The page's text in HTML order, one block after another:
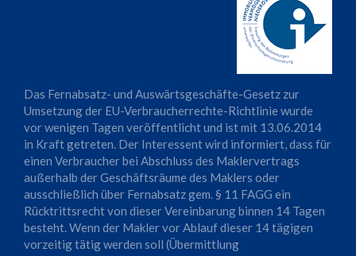
Das Fernabsatz- und Auswärtsgeschäfte-Gesetz zur
Umsetzung der EU-Verbraucherrechte-Richtlinie wurde
vor wenigen Tagen veröffentlicht und ist mit 13.06.2014
in Kraft getreten. Der Interessent wird informiert, dass für
einen Verbraucher bei Abschluss des Maklervertrags
außerhalb der Geschäftsräume des Maklers oder
ausschließlich über Fernabsatz gem. § 11 FAGG ein
Rücktrittsrecht von dieser Vereinbarung binnen 14 Tagen
besteht. Wenn der Makler vor Ablauf dieser 14 tägigen
vorzeitig tätig werden soll (Übermittlung